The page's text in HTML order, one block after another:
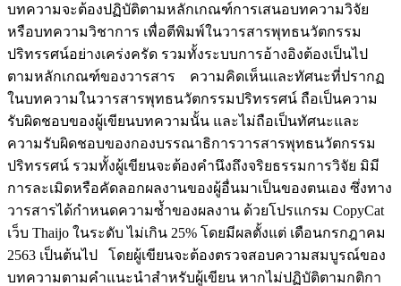
บทความจะต้องปฏิบัติตามหลักเกณฑ์การเสนอบทความวิจัย
หรือบทความวิชาการ เพื่อตีพิมพ์ในวารสารพุทธนวัตกรรม
ปริทรรศน์อย่างเคร่งครัด รวมทั้งระบบการอ้างอิงต้องเป็นไป
ตามหลักเกณฑ์ของวารสาร ความคิดเห็นและทัศนะที่ปรากฏ
ในบทความในวารสารพุทธนวัตกรรมปริทรรศน์ ถือเป็นความ
รับผิดชอบของผู้เขียนบทความนั้น และไม่ถือเป็นทัศนะและ
ความรับผิดชอบของกองบรรณาธิการวารสารพุทธนวัตกรรม
ปริทรรศน์ รวมทั้งผู้เขียนจะต้องคำนึงถึงจริยธรรมการวิจัย มิมี
การละเมิดหรือคัดลอกผลงานของผู้อื่นมาเป็นของตนเอง ซึ่งทาง
วารสารได้กำหนดความซ้ำของผลงาน ด้วยโปรแกรม CopyCat
เว็บ Thaijo ในระดับ ไม่เกิน 25% โดยมีผลตั้งแต่ เดือนกรกฎาคม
2563 เป็นต้นไป โดยผู้เขียนจะต้องตรวจสอบความสมบูรณ์ของ
บทความตามคำแนะนำสำหรับผู้เขียน หากไม่ปฏิบัติตามกติกา